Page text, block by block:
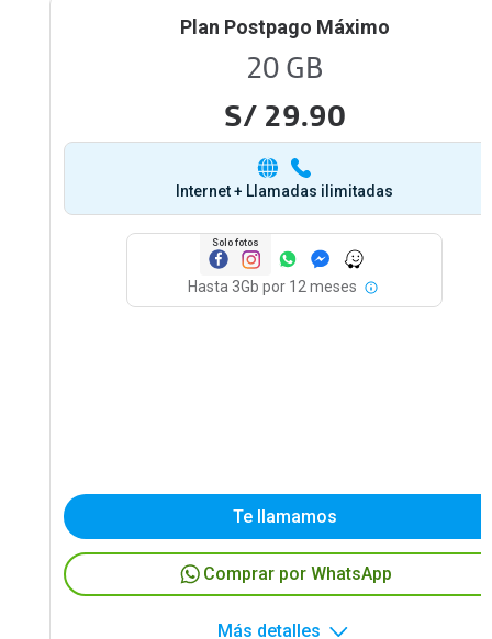
Plan Postpago Máximo
20 GB
S/ 29.90
Internet + Llamadas ilimitadas
Solo fotos
Hasta 3Gb por 12 meses
Te llamamos
Comprar por WhatsApp
Más detalles